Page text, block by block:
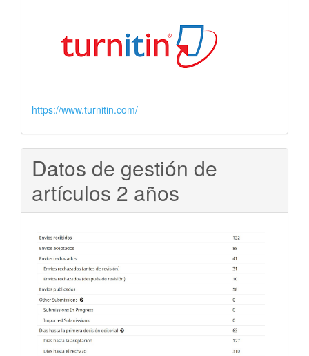
https://www.turnitin.com/
Datos de gestión de
artículos 2 años